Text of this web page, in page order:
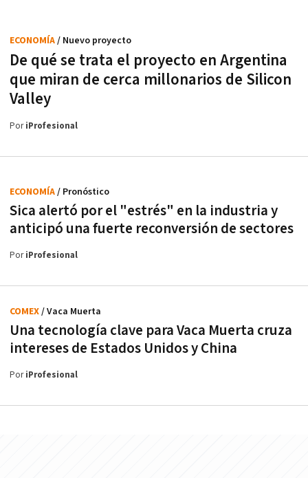
De qué se trata el proyecto en Argentina
que miran de cerca millonarios de Silicon
Valley
ECONOMÍA/ Nuevo proyecto
PoriProfesional
Sica alertó por el "estrés" en la industria y
anticipó una fuerte reconversión de sectores
ECONOMÍA/ Pronóstico
PoriProfesional
Una tecnología clave para Vaca Muerta cruza
intereses de Estados Unidos y China
COMEX/ Vaca Muerta
PoriProfesional